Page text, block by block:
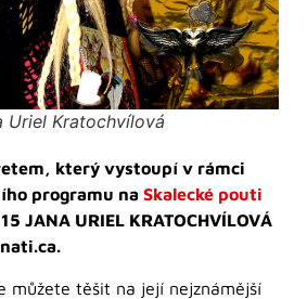
Uriel Kratochvílová
který vystoupí v rámci
programu na Skalecké pouti
JANA URIEL KRATOCHVÍLOVÁ
můžete těšit na její nejznámější